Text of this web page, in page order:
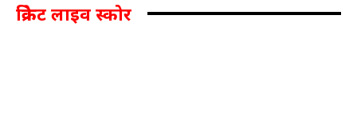
क्रिकेट लाइव स्कोर